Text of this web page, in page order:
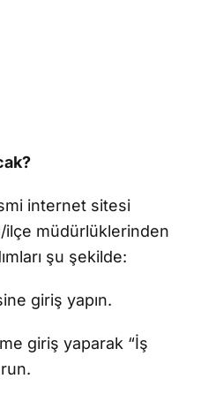
internet sitesi
ilçe müdürlüklerinden
şu şekilde:
giriş yapın.
giriş yaparak “İş